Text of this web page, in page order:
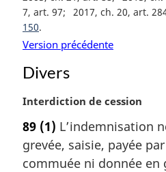
n
a
l
:
7, art. 97
2017, ch. 20, art.
150
Version précédente
Divers
N
t
e
m
Interdiction de cession
89 (1) L’indemnisation
grevée, saisie, payée
commuée ni donnée en